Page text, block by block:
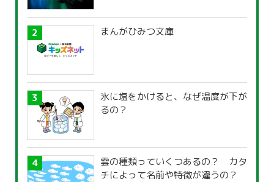
まんがひみつ文庫
氷に塩をかけると、なぜ温度が下が
るの？
雲の種類っていくつあるの？ カタ
チによって名前や特徴が違うの？